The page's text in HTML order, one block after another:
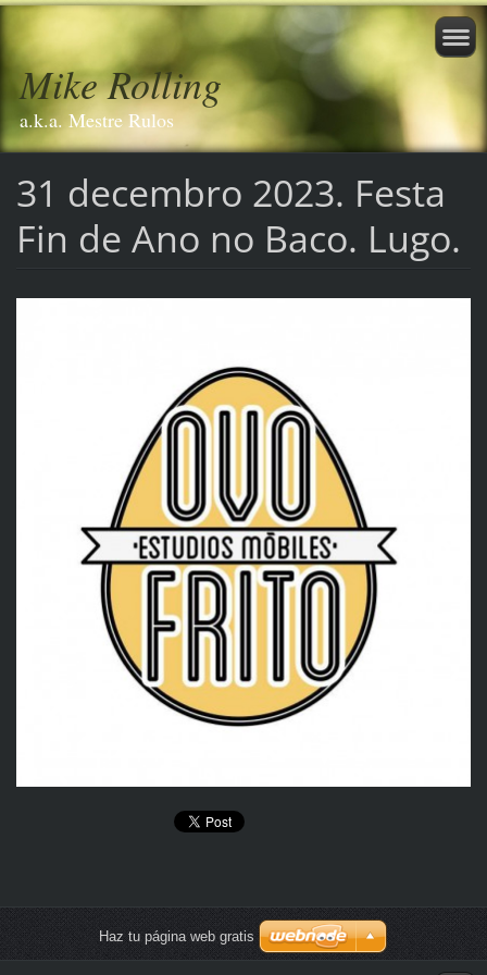
Mike Rolling
a.k.a. Mestre Rulos
31 decembro 2023. Festa
Fin de Ano no Baco. Lugo.
Haz tu página web gratis